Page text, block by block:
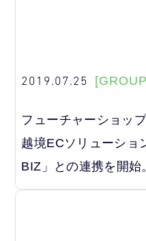
2019.07.25
フューチャーショッ
越境ECソリューショ
BIZ」との連携を開始